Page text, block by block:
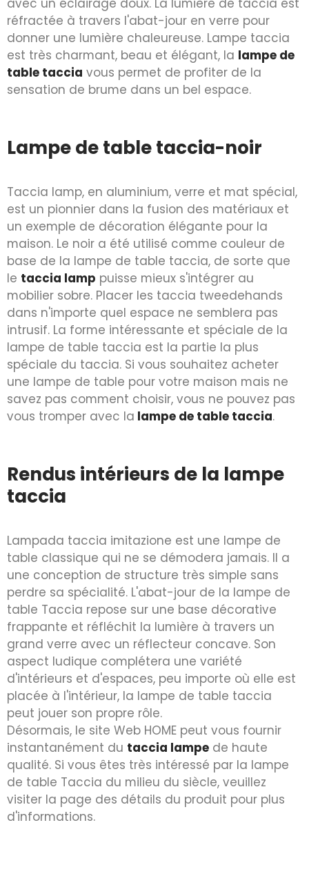
avec un éclairage doux. La lumière de taccia est
réfractée à travers l'abat-jour en verre pour
donner une lumière chaleureuse. Lampe taccia
est très charmant, beau et élégant, la lampe de
table taccia vous permet de profiter de la
sensation de brume dans un bel espace.
Lampe de table taccia-noir
Taccia lamp, en aluminium, verre et mat spécial,
est un pionnier dans la fusion des matériaux et
un exemple de décoration élégante pour la
maison. Le noir a été utilisé comme couleur de
base de la lampe de table taccia, de sorte que
le taccia lamp puisse mieux s'intégrer au
mobilier sobre. Placer les taccia tweedehands
dans n'importe quel espace ne semblera pas
intrusif. La forme intéressante et spéciale de la
lampe de table taccia est la partie la plus
spéciale du taccia. Si vous souhaitez acheter
une lampe de table pour votre maison mais ne
savez pas comment choisir, vous ne pouvez pas
vous tromper avec la lampe de table taccia.
Rendus intérieurs de la lampe
taccia
Lampada taccia imitazione est une lampe de
table classique qui ne se démodera jamais. Il a
une conception de structure très simple sans
perdre sa spécialité. L'abat-jour de la lampe de
table Taccia repose sur une base décorative
frappante et réfléchit la lumière à travers un
grand verre avec un réflecteur concave. Son
aspect ludique complétera une variété
d'intérieurs et d'espaces, peu importe où elle est
placée à l'intérieur, la lampe de table taccia
peut jouer son propre rôle.
Désormais, le site Web HOME peut vous fournir
instantanément du taccia lampe de haute
qualité. Si vous êtes très intéressé par la lampe
de table Taccia du milieu du siècle, veuillez
visiter la page des détails du produit pour plus
d'informations.